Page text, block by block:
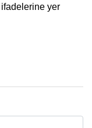
yer